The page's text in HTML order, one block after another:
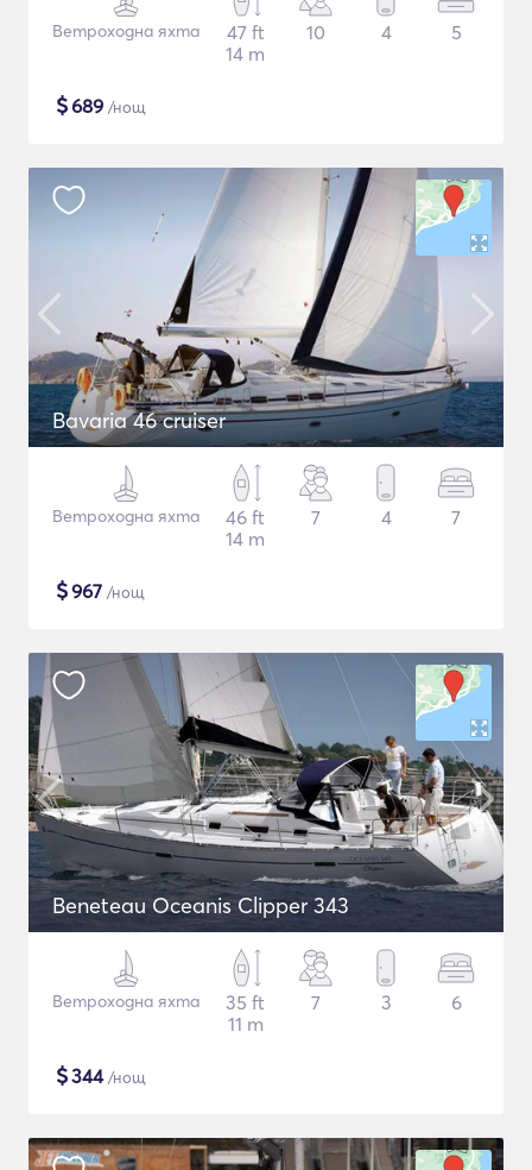
Ветроходна яхта
47 ft
14 m
10 4 5
$689 /нощ
Bavaria 46 cruiser
Ветроходна яхта
46 ft
14 m
7 4 7
$967 /нощ
Beneteau Oceanis Clipper 343
Ветроходна яхта
35 ft
11 m
7 3 6
$344/нощ